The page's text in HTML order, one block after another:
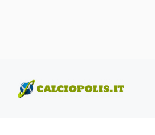
contenuto